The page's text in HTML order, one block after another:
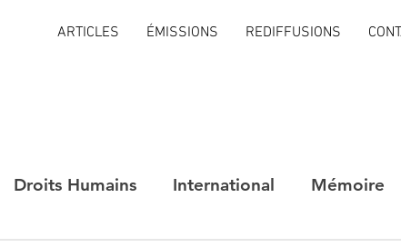
ARTICLES ÉMISSIONS REDIFFUSIONS
Droits Humains International Mémoire